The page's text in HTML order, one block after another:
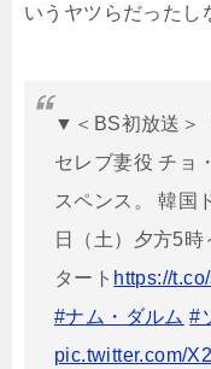
いうヤツらだったし
▼＜BS初放送＞
セレブ妻役 チョ
スペンス。 韓国
日（土）夕方5時
タート https://
#ナム・ダルム #
pic.twitter.com/